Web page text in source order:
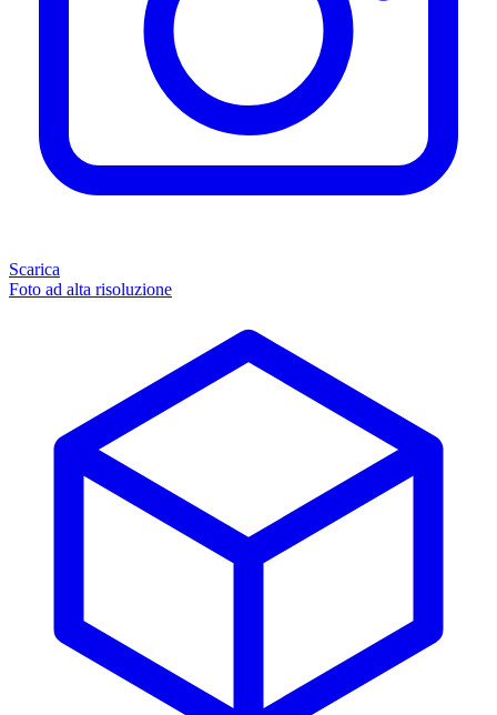
Scarica
Foto ad alta risoluzione